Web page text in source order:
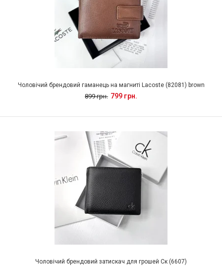
Чоловічий брендовий гаманець на магниті Lacoste (82081) brown
899 грн. 799 грн.
Чоловічий брендовий затискач для грошей Ск (6607)